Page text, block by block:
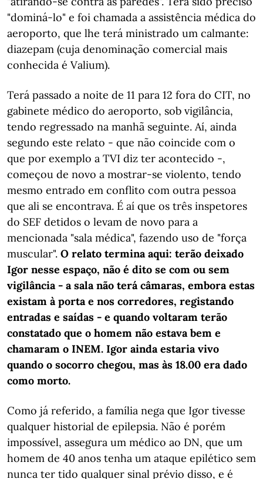
"dominá-lo" e foi chamada a assistência médica do
aeroporto, que lhe terá ministrado um calmante:
diazepam (cuja denominação comercial mais
conhecida é Valium).
Terá passado a noite de 11 para 12 fora do CIT, no
gabinete médico do aeroporto, sob vigilância,
tendo regressado na manhã seguinte. Aí, ainda
segundo este relato - que não coincide com o
que por exemplo a TVI diz ter acontecido -,
começou de novo a mostrar-se violento, tendo
mesmo entrado em conflito com outra pessoa
que ali se encontrava. É aí que os três inspetores
do SEF detidos o levam de novo para a
mencionada "sala médica", fazendo uso de "força
muscular". O relato termina aqui: terão deixado
Igor nesse espaço, não é dito se com ou sem
vigilância - a sala não terá câmaras, embora estas
existam à porta e nos corredores, registando
entradas e saídas - e quando voltaram terão
constatado que o homem não estava bem e
chamaram o INEM. Igor ainda estaria vivo
quando o socorro chegou, mas às 18.00 era dado
como morto.
Como já referido, a família nega que Igor tivesse
qualquer historial de epilepsia. Não é porém
impossível, assegura um médico ao DN, que um
homem de 40 anos tenha um ataque epilético sem
nunca ter tido qualquer sinal prévio disso, e é